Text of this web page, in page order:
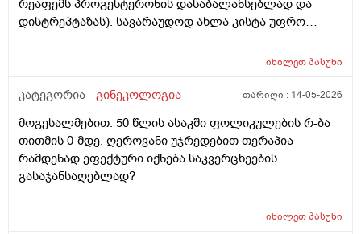
რეაფემს პროგესტერონის დასაბალანსებლად და
დისტრეპტაზას). სავარაუდოდ ახლა კისტა უფრო
ვიზიტი) მსურს აპარატული მასაჟის - ენდოსფერო
კეთდება და ვიბრაციის მეშვეობით აუმჯობესებს
მაინტერესებს, მუცლის არეზე დასაშვებია ეს
პროცედურა?
იხილეთპასუხი
კატეგორია - გინეკოლოგია თარიღი : 14-05-2026
მოგესალმებით. 50 წლის ასაკში ფოლიკულების რ-ბა
თითმის 0-მდე. ღეროვანი უჯრედებით თერაპია
რამდენად ეფექტური იქნება საკვერცხეების
გასაჯანსაღებლად?
იხილეთპასუხი